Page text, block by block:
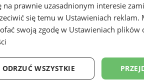
na prawnie uzasadnionym interesie
się temu w Ustawieniach reklam.
swoją zgodę w Ustawieniach plików
ODRZUĆ WSZYSTKIE